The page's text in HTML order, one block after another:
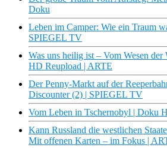
Doku
Leben im Camper: Wie ein Traum
SPIEGEL TV
Was uns heilig ist – Vom Wesen
HD Reupload | ARTE
Der Penny-Markt auf der
Discounter (2) | SPIEGEL TV
Vom Leben in Tschernobyl | Doku
Kann Russland die westlichen
Mit offenen Karten – im Fokus |